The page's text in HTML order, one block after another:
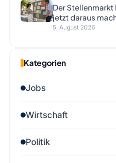
Der Stellenmarkt
jetzt daraus
5. August 2026
Kategorien
Jobs
Wirtschaft
Politik